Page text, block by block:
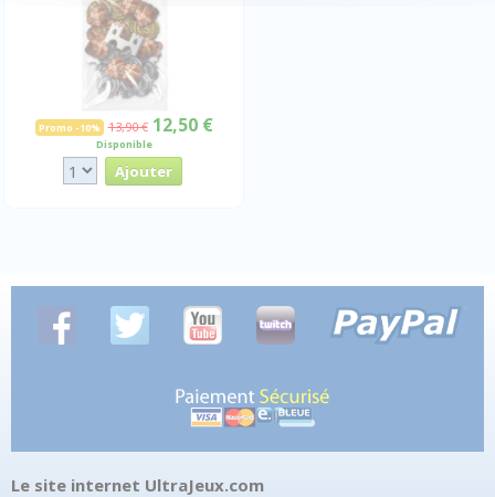
Promo -10% 13,90 € 12,50 €
Disponible
Le site internet UltraJeux.com